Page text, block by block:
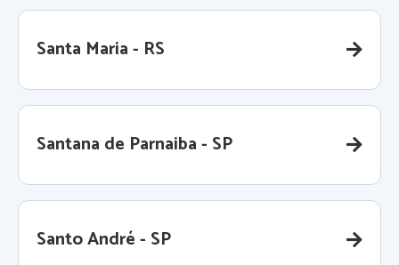
Santa Maria - RS
Santana de Parnaiba - SP
Santo André - SP